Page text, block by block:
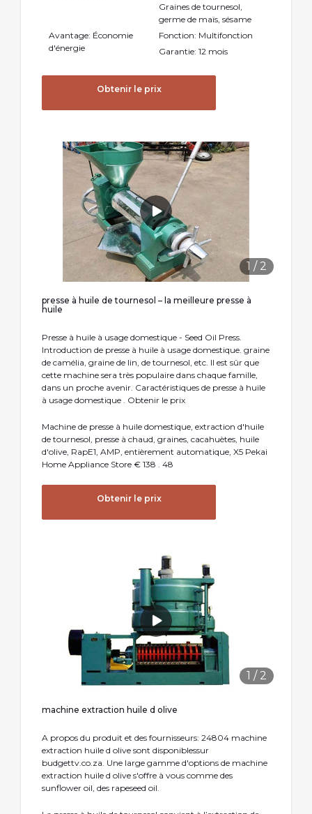
Graines de tournesol,
germe de maïs, sésame
Avantage: Économie
d'énergie
Fonction: Multifonction
Garantie: 12 mois
Obtenir le prix
1 / 2
presse à huile de tournesol – la meilleure presse à
huile
Presse à huile à usage domestique - Seed Oil Press.
Introduction de presse à huile à usage domestique. graine
de camélia, graine de lin, de tournesol, etc. Il est sûr que
cette machine sera très populaire dans chaque famille,
dans un proche avenir. Caractéristiques de presse à huile
à usage domestique . Obtenir le prix
Machine de presse à huile domestique, extraction d'huile
de tournesol, presse à chaud, graines, cacahuètes, huile
d'olive, RapE1, AMP, entièrement automatique, X5 Pekai
Home Appliance Store € 138 . 48
Obtenir le prix
1 / 2
machine extraction huile d olive
A propos du produit et des fournisseurs: 24804 machine
extraction huile d olive sont disponiblessur
budgettv.co.za. Une large gamme d'options de machine
extraction huile d olive s'offre à vous comme des
sunflower oil, des rapeseed oil.